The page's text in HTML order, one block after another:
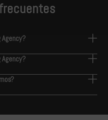
Agency?
Agency?